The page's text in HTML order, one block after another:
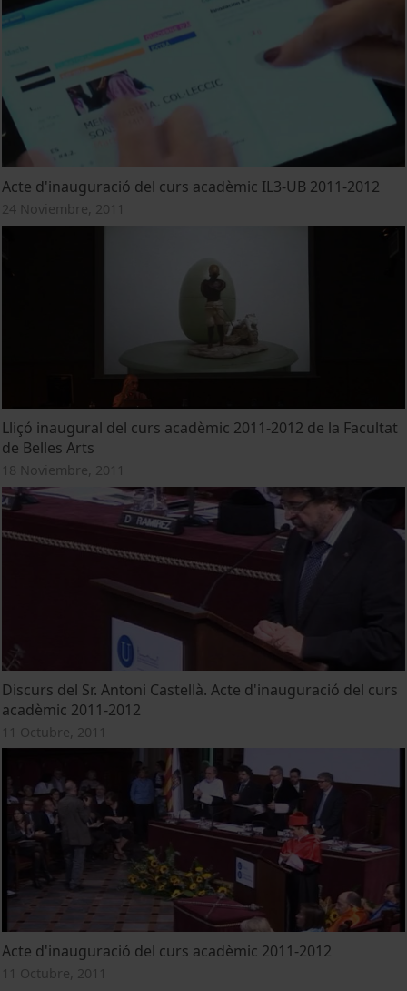
Acte d'inauguració del curs acadèmic IL3-UB 2011-2012
24 Noviembre, 2011
Lliçó inaugural del curs acadèmic 2011-2012 de la Facultat
de Belles Arts
18 Noviembre, 2011
Discurs del Sr. Antoni Castellà. Acte d'inauguració del curs
acadèmic 2011-2012
11 Octubre, 2011
Acte d'inauguració del curs acadèmic 2011-2012
11 Octubre, 2011